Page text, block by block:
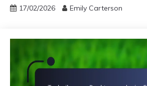
17/02/2026 Emily Carterson